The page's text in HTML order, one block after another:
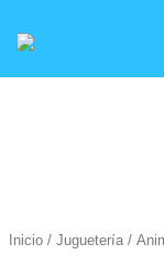
Inicio/ Juguetería/